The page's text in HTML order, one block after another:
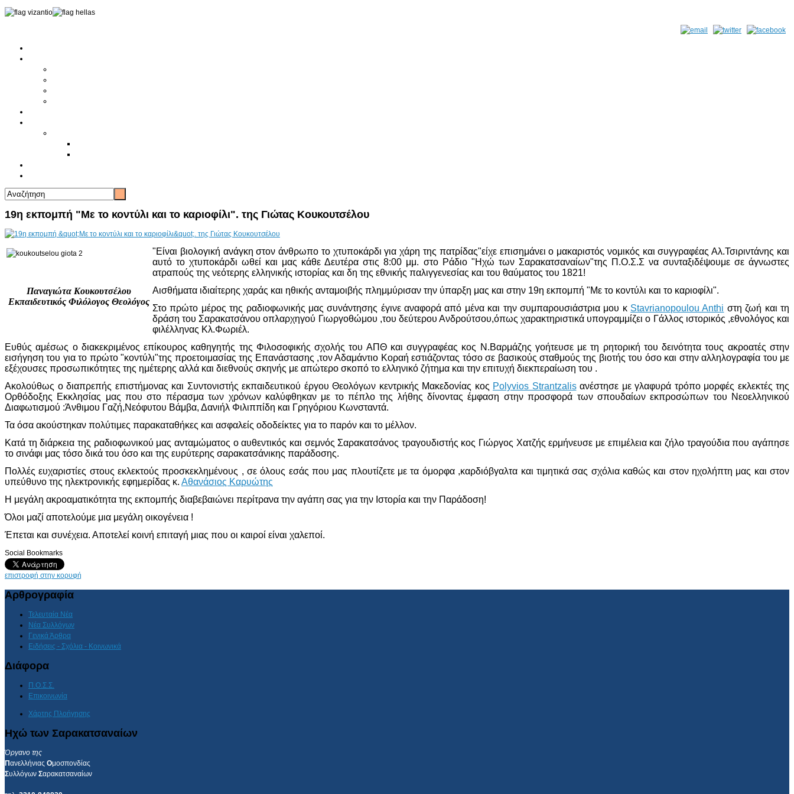
19η εκπομπή "Με το κοντύλι και το καριοφίλι". της Γιώτας Κουκουτσέλου
Παναγιώτα Κουκουτσέλου
Εκπαιδευτικός Φιλόλογος Θεολόγος
"Είναι βιολογική ανάγκη στον άνθρωπο το χτυποκάρδι για χάρη της πατρίδας"είχε επισημάνει ο μακαριστός νομικός και συγγραφέας Αλ.Τσιριντάνης και
αυτό το χτυποκάρδι ωθεί και μας κάθε Δευτέρα στις 8:00 μμ. στο Ράδιο "Ηχώ των Σαρακατσαναίων"της Π.Ο.Σ.Σ να συνταξιδέψουμε σε άγνωστες
ατραπούς της νεότερης ελληνικής ιστορίας και δη της εθνικής παλιγγενεσίας και του θαύματος του 1821!
Αισθήματα ιδιαίτερης χαράς και ηθικής ανταμοιβής πλημμύρισαν την ύπαρξη μας και στην 19η εκπομπή "Με το κοντύλι και το καριοφίλι".
Στο πρώτο μέρος της ραδιοφωνικής μας συνάντησης έγινε αναφορά από μένα και την συμπαρουσιάστρια μου κ Stavrianopoulou Anthi στη ζωή και τη
δράση του Σαρακατσάνου οπλαρχηγού Γιωργοθώμου ,του δεύτερου Ανδρούτσου,όπως χαρακτηριστικά υπογραμμίζει ο Γάλλος ιστορικός ,εθνολόγος και
φιλέλληνας Κλ.Φωριέλ.
Ευθύς αμέσως ο διακεκριμένος επίκουρος καθηγητής της Φιλοσοφικής σχολής του ΑΠΘ και συγγραφέας κος Ν.Βαρμάζης γοήτευσε με τη ρητορική του δεινότητα τους ακροατές στην
εισήγηση του για το πρώτο "κοντύλι"της προετοιμασίας της Επανάστασης ,τον Αδαμάντιο Κοραή εστιάζοντας τόσο σε βασικούς σταθμούς της βιοτής του όσο και στην αλληλογραφία του με
εξέχουσες προσωπικότητες της ημέτερης αλλά και διεθνούς σκηνής με απώτερο σκοπό το ελληνικό ζήτημα και την επιτυχή διεκπεραίωση του .
Ακολούθως ο διαπρεπής επιστήμονας και Συντονιστής εκπαιδευτικού έργου Θεολόγων κεντρικής Μακεδονίας κος Polyvios Strantzalisανέστησε με γλαφυρά τρόπο μορφές εκλεκτές της
Ορθόδοξης Εκκλησίας μας που στο πέρασμα των χρόνων καλύφθηκαν με το πέπλο της λήθης δίνοντας έμφαση στην προσφορά των σπουδαίων εκπροσώπων του Νεοελληνικού
Διαφωτισμού :Άνθιμου Γαζή,Νεόφυτου Βάμβα, Δανιήλ Φιλιππίδη και Γρηγόριου Κωνσταντά.
Τα όσα ακούστηκαν πολύτιμες παρακαταθήκες και ασφαλείς οδοδείκτες για το παρόν και το μέλλον.
Κατά τη διάρκεια της ραδιοφωνικού μας ανταμώματος ο αυθεντικός και σεμνός Σαρακατσάνος τραγουδιστής κος Γιώργος Χατζής ερμήνευσε με επιμέλεια και ζήλο τραγούδια που αγάπησε
το σινάφι μας τόσο δικά του όσο και της ευρύτερης σαρακατσάνικης παράδοσης.
Πολλές ευχαριστίες στους εκλεκτούς προσκεκλημένους , σε όλους εσάς που μας πλουτίζετε με τα όμορφα ,καρδιόβγαλτα και τιμητικά σας σχόλια καθώς και στον ηχολήπτη μας και στον
υπεύθυνο της ηλεκτρονικής εφημερίδας κ. Αθανάσιος Καρυώτης
Η μεγάλη ακροαματικότητα της εκπομπής διαβεβαιώνει περίτρανα την αγάπη σας για την Ιστορία και την Παράδοση!
Όλοι μαζί αποτελούμε μια μεγάλη οικογένεια !
Έπεται και συνέχεια. Αποτελεί κοινή επιταγή μιας που οι καιροί είναι χαλεποί.
Social Bookmarks
επιστροφή στην κορυφή
Αρθρογραφία
Τελευταία Νέα
Νέα Συλλόγων
Γενικά Άρθρα
Ειδήσεις - Σχόλια - Κοινωνικά
Διάφορα
Π.Ο.Σ.Σ.
Επικοινωνία
Χάρτης Πλοήγησης
Ηχώ των Σαρακατσαναίων
Όργανο της
Πανελλήνιας Ομοσπονδίας
Συλλόγων Σαρακατσαναίων